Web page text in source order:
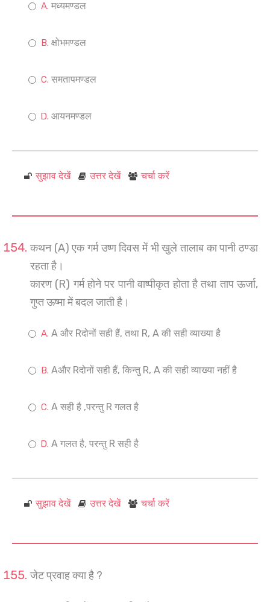
मध्यमण्डल
क्षोभमण्डल
समतापमण्डल
आयनमण्डल
सुझाव देखें उत्तर देखें चर्चा करें
कथन (A) एक गर्म उष्ण दिवस में भी खुले तालाब का पानी ठण्डा
रहता है।
कारण (R) गर्म होने पर पानी वाष्पीकृत होता है तथा ताप ऊर्जा,
गुप्त ऊष्मा में बदल जाती है।
A और Rदोनों सही हैं, तथा R, A की सही व्याख्या है
Aऔर Rदोनों सही हैं, किन्तु R, A की सही व्याख्या नहीं है
A सही है ,परन्तु R गलत है
A गलत है, परन्तु R सही है
सुझाव देखें उत्तर देखें चर्चा करें
जेट प्रवाह क्या है ?